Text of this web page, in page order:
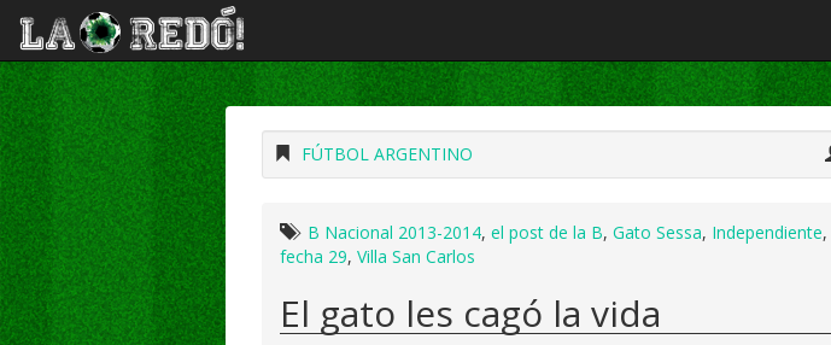
FÚTBOL ARGENTINO
B Nacional 2013-2014, el post de la B, Gato Sessa, Independiente,
fecha 29, Villa San Carlos
El gato les cagó la vida